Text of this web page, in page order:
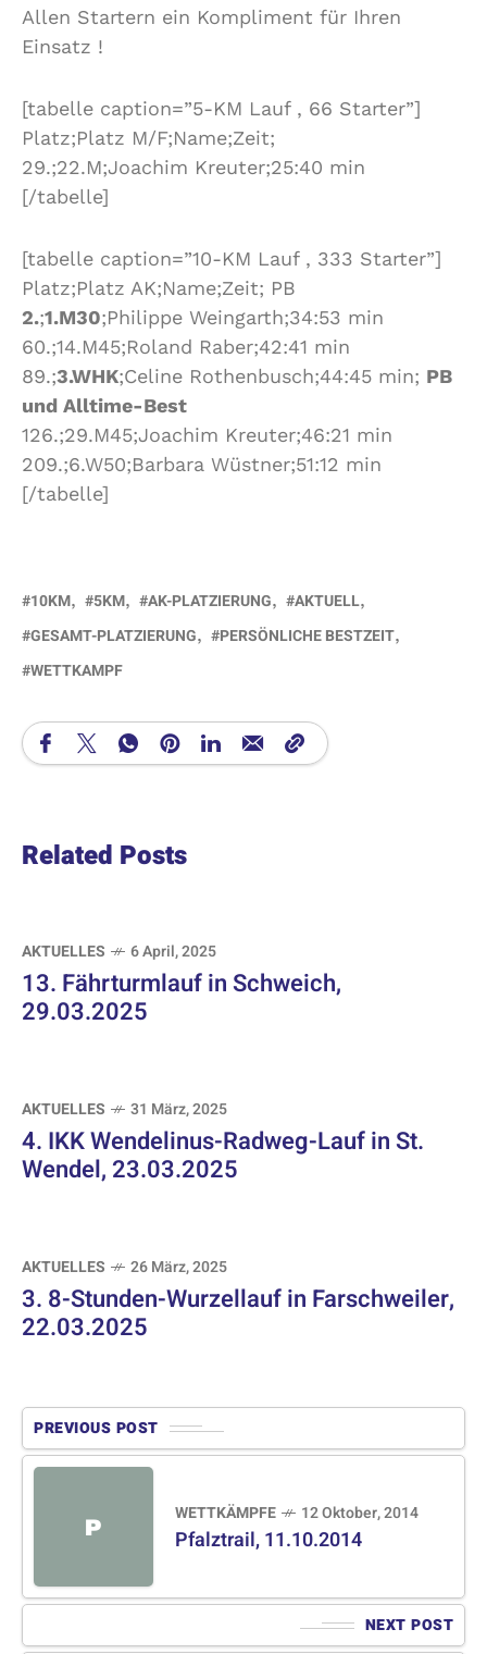
Allen Startern ein Kompliment für Ihren
Einsatz !
[tabelle caption=”5-KM Lauf , 66 Starter”]
Platz;Platz M/F;Name;Zeit;
29.;22.M;Joachim Kreuter;25:40 min
[/tabelle]
[tabelle caption=”10-KM Lauf , 333 Starter”]
Platz;Platz AK;Name;Zeit; PB
2.;1.M30;Philippe Weingarth;34:53 min
60.;14.M45;Roland Raber;42:41 min
89.;3.WHK;Celine Rothenbusch;44:45 min; PB
und Alltime-Best
126.;29.M45;Joachim Kreuter;46:21 min
209.;6.W50;Barbara Wüstner;51:12 min
[/tabelle]
10KM 5KM AK-PLATZIERUNG
AKTUELL
GESAMT-PLATZIERUNG
PERSÖNLICHE BESTZEIT
WETTKAMPF
Related Posts
AKTUELLES 6 April, 2025
13. Fährturmlauf in Schweich,
29.03.2025
AKTUELLES 31 März, 2025
4. IKK Wendelinus-Radweg-Lauf in St.
Wendel, 23.03.2025
AKTUELLES 26 März, 2025
3. 8-Stunden-Wurzellauf in Farschweiler,
22.03.2025
PREVIOUS POST
P WETTKÄMPFE 12 Oktober, 2014
Pfalztrail, 11.10.2014
NEXT POST